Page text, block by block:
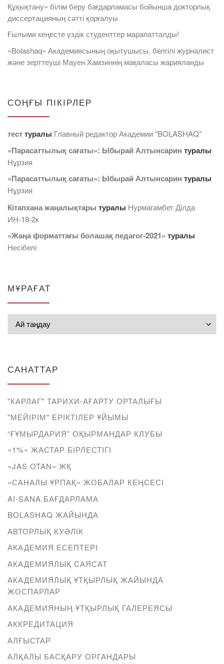
Құқықтану» білім беру бағдарламасы бойынша докторлық
диссертацияның сәтті қорғалуы
Ғылыми кеңесте үздік студенттер марапатталды!
«Bolashaq» Академиясының оқытушысы, белгілі журналист
және зерттеуші Мауен Хамзиннің мақаласы жарияланды
СОҢҒЫ ПІКІРЛЕР
тесттуралы Главный редактор Академии "BOLASHAQ"
«Парасаттылық сағаты»: Ыбырай Алтынсарин туралы
Нұрзия
«Парасаттылық сағаты»: Ыбырай Алтынсарин туралы
Нұрзия
Кітапхана жаңалықтары туралы Нурмагамбет Дiлда
ИН-18-2к
«Жаңа форматтағы болашақ педагог-2021» туралы
Несібелі
МҰРАҒАТ
САНАТТАР
"КАРЛАГ" ТАРИХИ-АҒАРТУ ОРТАЛЫҒЫ
"МЕЙІРІМ" ЕРІКТІЛЕР ҰЙЫМЫ
“ҒҰМЫРДАРИЯ” ОҚЫРМАНДАР КЛУБЫ
«1%» ЖАСТАР БІРЛЕСТІГІ
«JAS OTAN» ЖҚ
«САНАЛЫ ҰРПАҚ» ЖОБАЛАР КЕҢСЕСІ
AI-SANA БАҒДАРЛАМА
BOLASHAQ ЖАЙЫНДА
АВТОРЛЫҚ КУӘЛІК
АКАДЕМИЯ ЕСЕПТЕРІ
АКАДЕМИЯЛЫҚ САЯСАТ
АКАДЕМИЯЛЫҚ ҰТҚЫРЛЫҚ ЖАЙЫНДА
ЖОСПАРЛАР
АКАДЕМИЯНЫҢ ҰТҚЫРЛЫҚ ГАЛЕРЕЯСЫ
АККРЕДИТАЦИЯ
АЛҒЫСТАР
АЛҚАЛЫ БАСҚАРУ ОРГАНДАРЫ